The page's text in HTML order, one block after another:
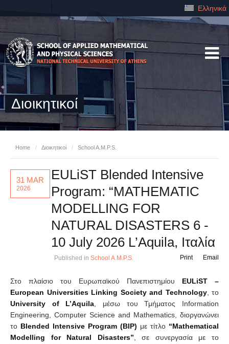
Ελληνικά
Διοικητικοί
Home / Διοικητικοί / School A.M.P.S.
31 MAR
2026
EULiST Blended Intensive
Program: “MATHEMATIC
MODELLING FOR
NATURAL DISASTERS 6 -
10 July 2026 L’Aquila, Ιταλία
Published in School A.M.P.S. Email
Print
Στο πλαίσιο του Ευρωπαϊκού Πανεπιστημίου EULiST –
European Universities Linking Society and Technology, το
University of L’Aquila , μέσω του Τμήματος Information
Engineering, Computer Science and Mathematics, διοργανώνει
το Blended Intensive Program (BIP) με τίτλο “Mathematical
Modelling for Natural Disasters” , σε συνεργασία με το